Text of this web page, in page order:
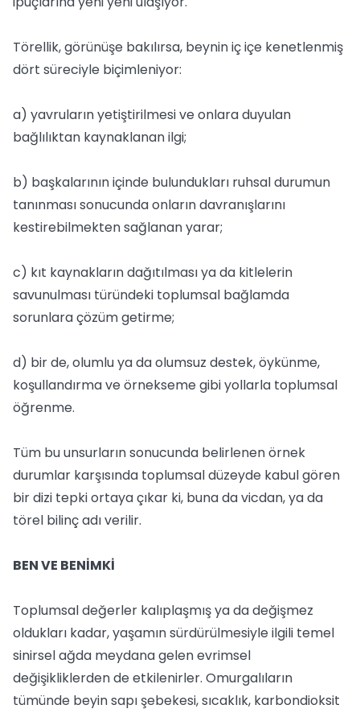
Törellik, görünüşe bakılırsa, beynin iç içe kenetlenmiş
dört süreciyle biçimleniyor:
a) yavruların yetiştirilmesi ve onlara duyulan
bağlılıktan kaynaklanan ilgi;
b) başkalarının içinde bulundukları ruhsal durumun
tanınması sonucunda onların davranışlarını
kestirebilmekten sağlanan yarar;
c) kıt kaynakların dağıtılması ya da kitlelerin
savunulması türündeki toplumsal bağlamda
sorunlara çözüm getirme;
d) bir de, olumlu ya da olumsuz destek, öykünme,
koşullandırma ve örnekseme gibi yollarla toplumsal
öğrenme.
Tüm bu unsurların sonucunda belirlenen örnek
durumlar karşısında toplumsal düzeyde kabul gören
bir dizi tepki ortaya çıkar ki, buna da vicdan, ya da
törel bilinç adı verilir.
BEN VE BENİMKİ
Toplumsal değerler kalıplaşmış ya da değişmez
oldukları kadar, yaşamın sürdürülmesiyle ilgili temel
sinirsel ağda meydana gelen evrimsel
değişikliklerden de etkilenirler. Omurgalıların
tümünde beyin sapı şebekesi, sıcaklık, karbondioksit